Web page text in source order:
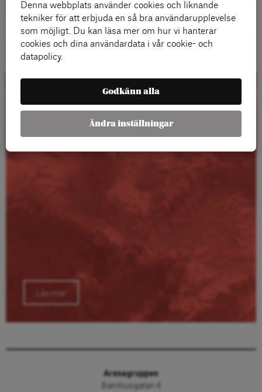
Läs mer
Kalender
Läs mer
Arenagruppen
Barnhusgatan 4
Denna webbplats använder cookies och liknande
tekniker för att erbjuda en så bra användarupplevelse
som möjligt. Du kan läsa mer om hur vi hanterar
cookies och dina användardata i vår cookie- och
datapolicy.
Godkänn alla
Ändra inställningar